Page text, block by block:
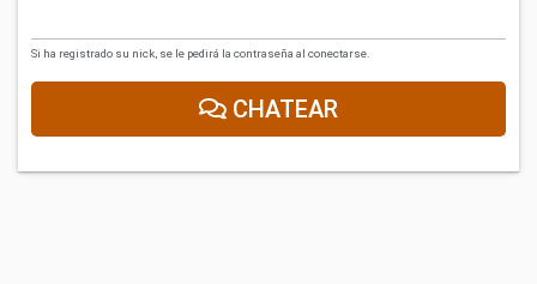
Si ha registrado su nick, se le pedirá la contraseña al conectarse.
CHATEAR